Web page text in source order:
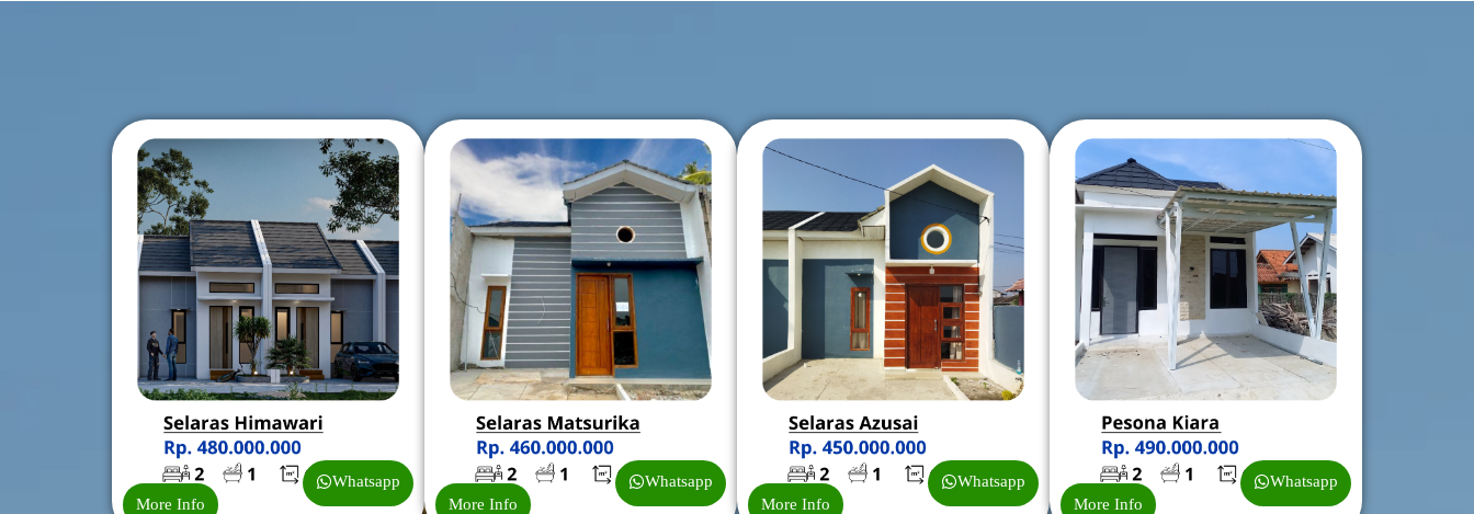
More Info
Whatsapp
More Info
Whatsapp
More Info
Whatsapp
More Info
Whatsapp